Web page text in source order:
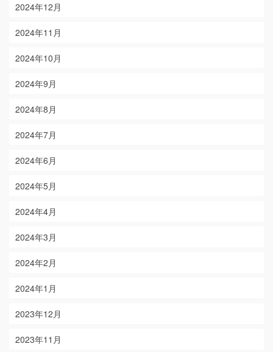
2024年12月
2024年11月
2024年10月
2024年9月
2024年8月
2024年7月
2024年6月
2024年5月
2024年4月
2024年3月
2024年2月
2024年1月
2023年12月
2023年11月